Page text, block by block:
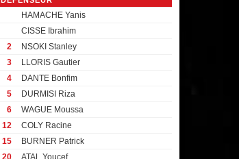
HAMACHE Yanis
CISSE Ibrahim
2
NSOKI Stanley
3
LLORIS Gautier
4
DANTE Bonfim
5
DURMISI Riza
6
WAGUE Moussa
12
COLY Racine
15
BURNER Patrick
20
ATAL Youcef